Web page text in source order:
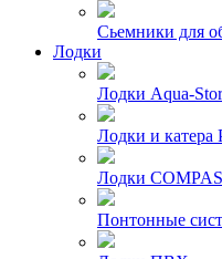
Сьемники для
Лодки
Лодки Aqua-
Лодки и катера
Лодки
Понтонные